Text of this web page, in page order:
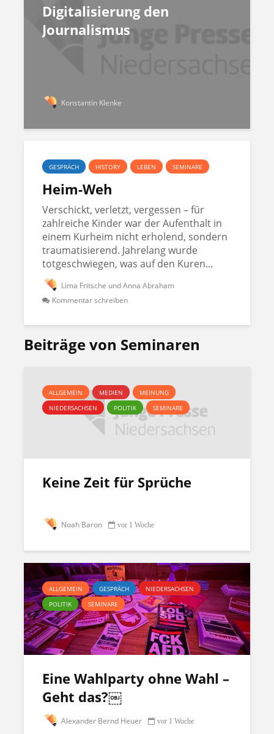
Digitalisierung den
Journalismus
Konstantin Klenke
GESPRÄCH HISTORY LEBEN SEMINARE
Heim-Weh
Verschickt, verletzt, vergessen – für
zahlreiche Kinder war der Aufenthalt in
einem Kurheim nicht erholend, sondern
traumatisierend. Jahrelang wurde
totgeschwiegen, was auf den Kuren...
Lima Fritsche und Anna Abraham
Kommentar schreiben
Beiträge von Seminaren
ALLGEMEIN MEDIEN
MEINUNG
NIEDERSACHSEN
POLITIK SEMINARE
Keine Zeit für Sprüche
Noah Baron vor 1 Woche
ALLGEMEIN GESPRÄCH
NIEDERSACHSEN
POLITIK
SEMINARE
Eine Wahlparty ohne Wahl –
Geht das?￼
Alexander Bernd Heuer vor 1 Woche